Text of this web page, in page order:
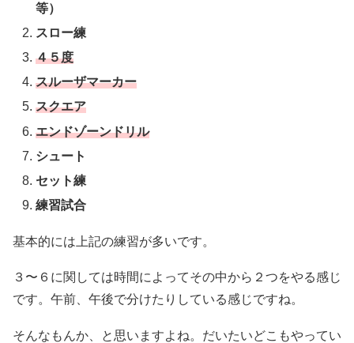
等）
スロー練
４５度
スルーザマーカー
スクエア
エンドゾーンドリル
シュート
セット練
練習試合
基本的には上記の練習が多いです。
３〜６に関しては時間によってその中から２つをやる感じ
です。午前、午後で分けたりしている感じですね。
そんなもんか、と思いますよね。だいたいどこもやってい